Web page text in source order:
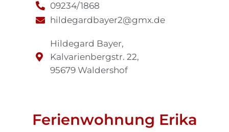
09234/1868
hildegardbayer2@gmx.de
Hildegard Bayer,
Kalvarienbergstr. 22,
95679 Waldershof
Ferienwohnung Erika